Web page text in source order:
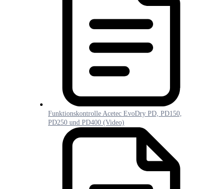
Funktionskontrolle Acetec EvoDry PD, PD150,
PD250 und PD400 (Video)